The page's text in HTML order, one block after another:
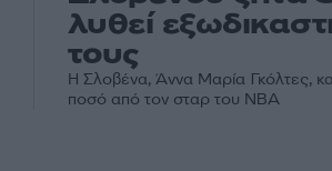
λυθεί
τους
Η Σλοβένα, Άννα Μαρία Γκόλτες,
ποσό από τον σταρ του NBA